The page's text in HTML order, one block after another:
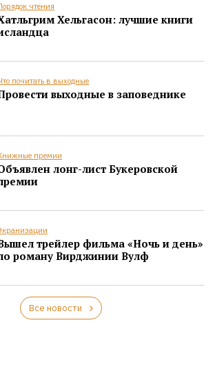
чтения
Хельгасон: лучшие книги
почитать в выходные
выходные в заповеднике
премии
лонг-лист Букеровской
трейлер фильма «Ночь и день»
роману Вирджинии Вулф
Все новости